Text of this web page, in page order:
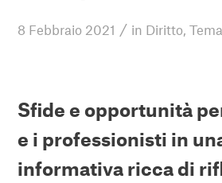
8 Febbraio 2021 / in Diritto,
Sfide e opportunità
e i professionisti in
informativa ricca di